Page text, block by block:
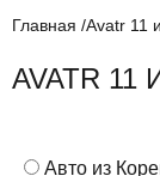
нами по
Главная Avatr 11
AVATR
Авто из